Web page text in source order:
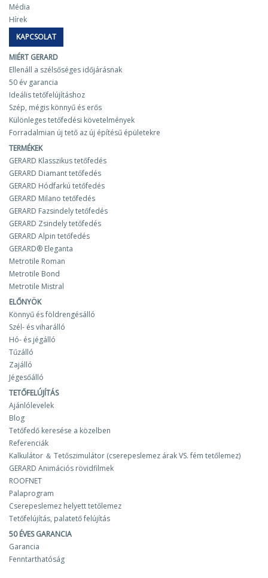
Média
Hírek
KAPCSOLAT
MIÉRT GERARD
Ellenáll a szélsőséges időjárásnak
50 év garancia
Ideális tetőfelújításhoz
Szép, mégis könnyű és erős
Különleges tetőfedési követelmények
Forradalmian új tető az új építésű épületekre
TERMÉKEK
GERARD Klasszikus tetőfedés
GERARD Diamant tetőfedés
GERARD Hódfarkú tetőfedés
GERARD Milano tetőfedés
GERARD Fazsindely tetőfedés
GERARD Zsindely tetőfedés
GERARD Alpin tetőfedés
GERARD® Eleganta
Metrotile Roman
Metrotile Bond
Metrotile Mistral
ELŐNYÖK
Könnyű és földrengésálló
Szél- és viharálló
Hó- és jégálló
Tűzálló
Zajálló
Jégesőálló
TETŐFELÚJÍTÁS
Ajánlólevelek
Blog
Tetőfedő keresése a közelben
Referenciák
Kalkulátor ＆ Tetőszimulátor (cserepeslemez árak VS. fém tetőlemez)
GERARD Animációs rövidfilmek
ROOFNET
Palaprogram
Cserepeslemez helyett tetőlemez
Tetőfelújítás, palatető felújítás
50 ÉVES GARANCIA
Garancia
Fenntarthatóság